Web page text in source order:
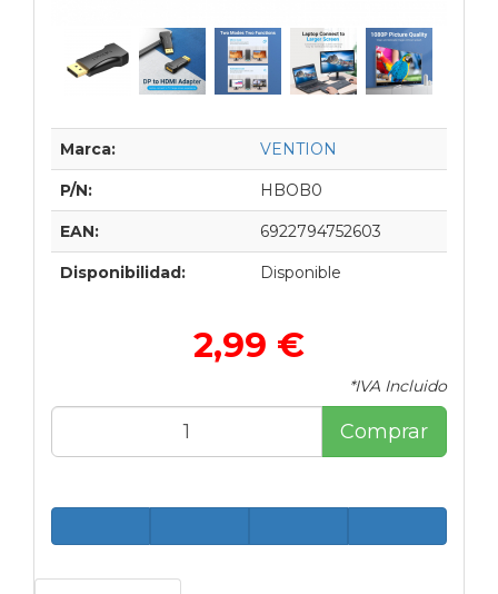
Marca: VENTION
P/N: HBOB0
EAN: 6922794752603
Disponibilidad: Disponible
2,99 €
*IVA Incluido
Comprar